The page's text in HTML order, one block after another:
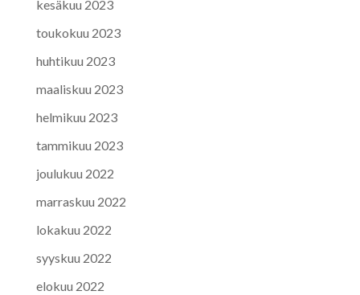
kesäkuu 2023
toukokuu 2023
huhtikuu 2023
maaliskuu 2023
helmikuu 2023
tammikuu 2023
joulukuu 2022
marraskuu 2022
lokakuu 2022
syyskuu 2022
elokuu 2022